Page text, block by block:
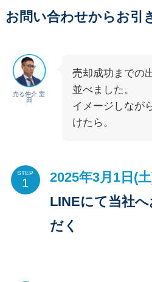
お問い合わせからお引
売る仲介 室
田
売却成功までの
並べました。
イメージしなが
けたら。
STEP
2025年3月1日(
LINEにて当社
だく